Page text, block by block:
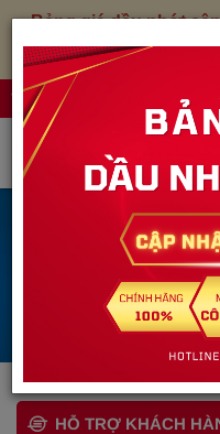
Bảng giá dầu nhớt
VỎ XE PHÚC THẢO
BẢNG GIÁ
Trang chủ
Hỗ trợ
BẢNG GIÁ DỊCH VỤ
HỖ TRỢ KHÁCH